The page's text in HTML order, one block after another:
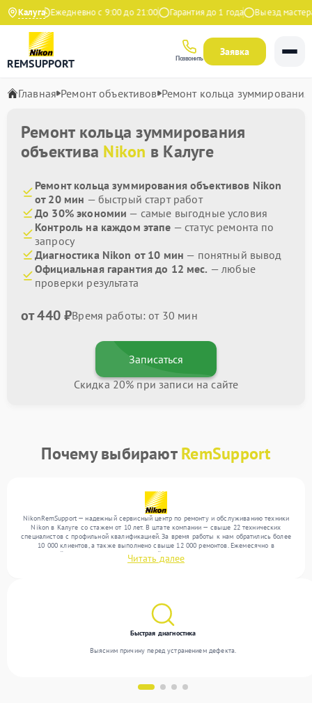
КалугаЕжедневно с 9:00 до 21:00 Гарантия до 1 года Выезд мастера
REMSUPPORT Позвонить
Заявка
Главная Ремонт объективов Ремонт кольца зуммирования
Ремонт кольца зуммирования
объектива Nikon в Калуге
Ремонт кольца зуммирования объективов Nikon
от 20 мин — быстрый старт работ
До 30% экономии — самые выгодные условия
Контроль на каждом этапе — статус ремонта по
запросу
Диагностика Nikon от 10 мин — понятный вывод
Официальная гарантия до 12 мес. — любые
проверки результата
от 440 ₽Время работы: от 30 мин
Записаться
Скидка 20% при записи на сайте
Почему выбираютRemSupport
NikonRemSupport — надежный сервисный центр по ремонту и обслуживанию техники
Nikon в Калуге со стажем от 10 лет. В штате компании — свыше 22 технических
специалистов с профильной квалификацией. За время работы к нам обратились более
10 000 клиентов, а также выполнено свыше 12 000 ремонтов. Ежемесячно в
сервисный центр поступает от 300 устройств, включая , , . Мы беремся за задачи
любой сложности и обеспечиваем надежный результат благодаря квалификации
Читать далее
Быстрая диагностика
Выясним причину перед устранением дефекта.